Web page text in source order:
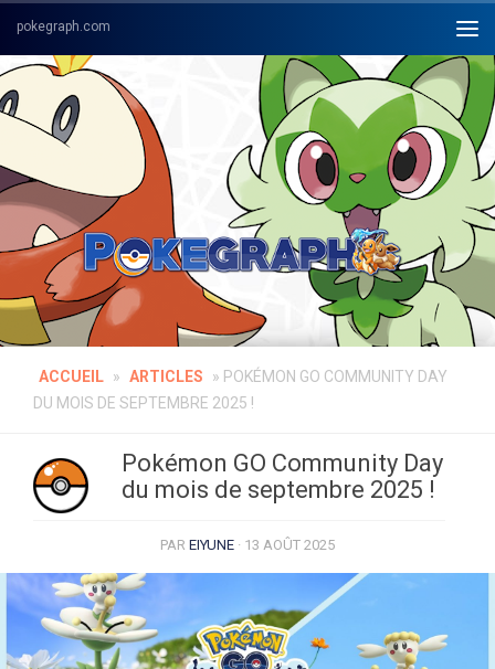
Skip to content
ACCUEIL » ARTICLES » POKÉMON GO COMMUNITY DAY
DU MOIS DE SEPTEMBRE 2025 !
Pokémon GO Community Day
du mois de septembre 2025 !
PAR EIYUNE · 13 AOÛT 2025